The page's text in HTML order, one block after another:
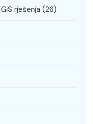
rješenja (26)